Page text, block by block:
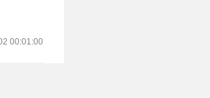
00:01:00